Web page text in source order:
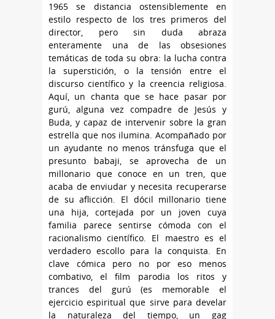
1965 se distancia ostensiblemente en
estilo respecto de los tres primeros del
director, pero sin duda abraza
enteramente una de las obsesiones
temáticas de toda su obra: la lucha contra
la superstición, o la tensión entre el
discurso científico y la creencia religiosa.
Aquí, un chanta que se hace pasar por
gurú, alguna vez compadre de Jesús y
Buda, y capaz de intervenir sobre la gran
estrella que nos ilumina. Acompañado por
un ayudante no menos tránsfuga que el
presunto babaji, se aprovecha de un
millonario que conoce en un tren, que
acaba de enviudar y necesita recuperarse
de su aflicción. El dócil millonario tiene
una hija, cortejada por un joven cuya
familia parece sentirse cómoda con el
racionalismo científico. El maestro es el
verdadero escollo para la conquista. En
clave cómica pero no por eso menos
combativo, el film parodia los ritos y
trances del gurú (es memorable el
ejercicio espiritual que sirve para develar
la naturaleza del tiempo, un gag